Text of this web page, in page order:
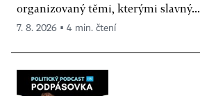
organizovaný těmi, kterými slavný...
7. 8. 2026 ▪ 4 min. čtení